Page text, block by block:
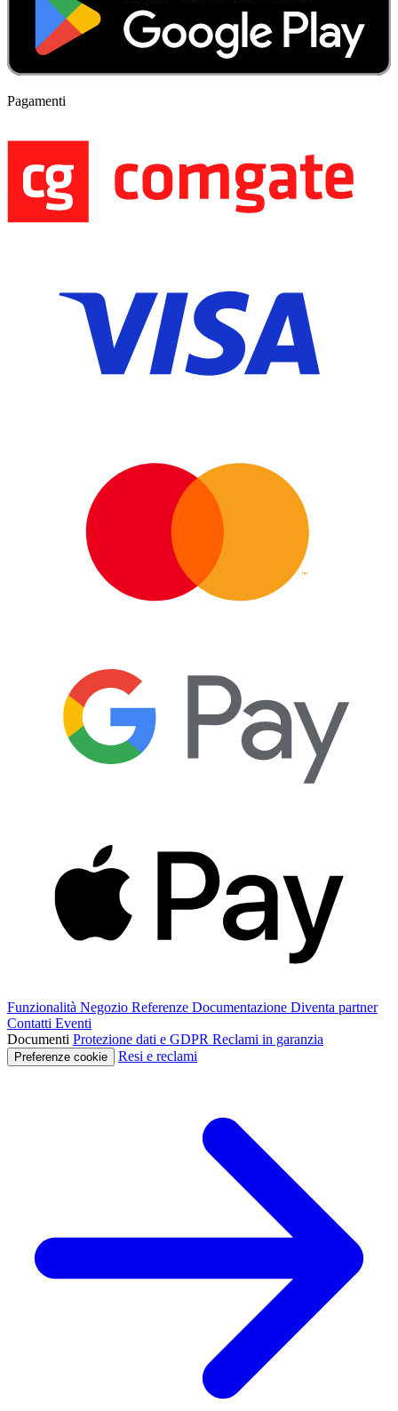
Pagamenti
Funzionalità Negozio Referenze Documentazione Diventa partner
Contatti Eventi
Documenti Protezione dati e GDPR Reclami in garanzia
Preferenze cookie Resi e reclami